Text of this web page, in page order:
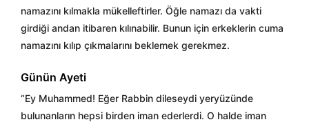
namazını kılmakla mükelleftirler. Öğle namazı da vakti
girdiği andan itibaren kılınabilir. Bunun için erkeklerin cuma
namazını kılıp çıkmalarını beklemek gerekmez.
Günün Ayeti
“Ey Muhammed! Eğer Rabbin dileseydi yeryüzünde
bulunanların hepsi birden iman ederlerdi. O halde iman